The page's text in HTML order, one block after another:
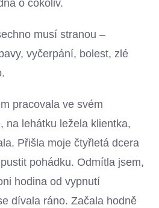
o cokoliv.
musí stranou –
vyčerpání, bolest, zlé
pracovala ve svém
na lehátku ležela klientka,
Přišla moje čtyřletá dcera
pohádku. Odmítla jsem,
hodina od vypnutí
dívala ráno. Začala hodně